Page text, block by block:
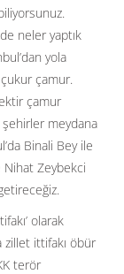
neler yaptık
yola
çamur.
çamur
meydana
Binali Bey ile
Nihat Zeybekci
olarak
zillet ittifakı öbür
terör